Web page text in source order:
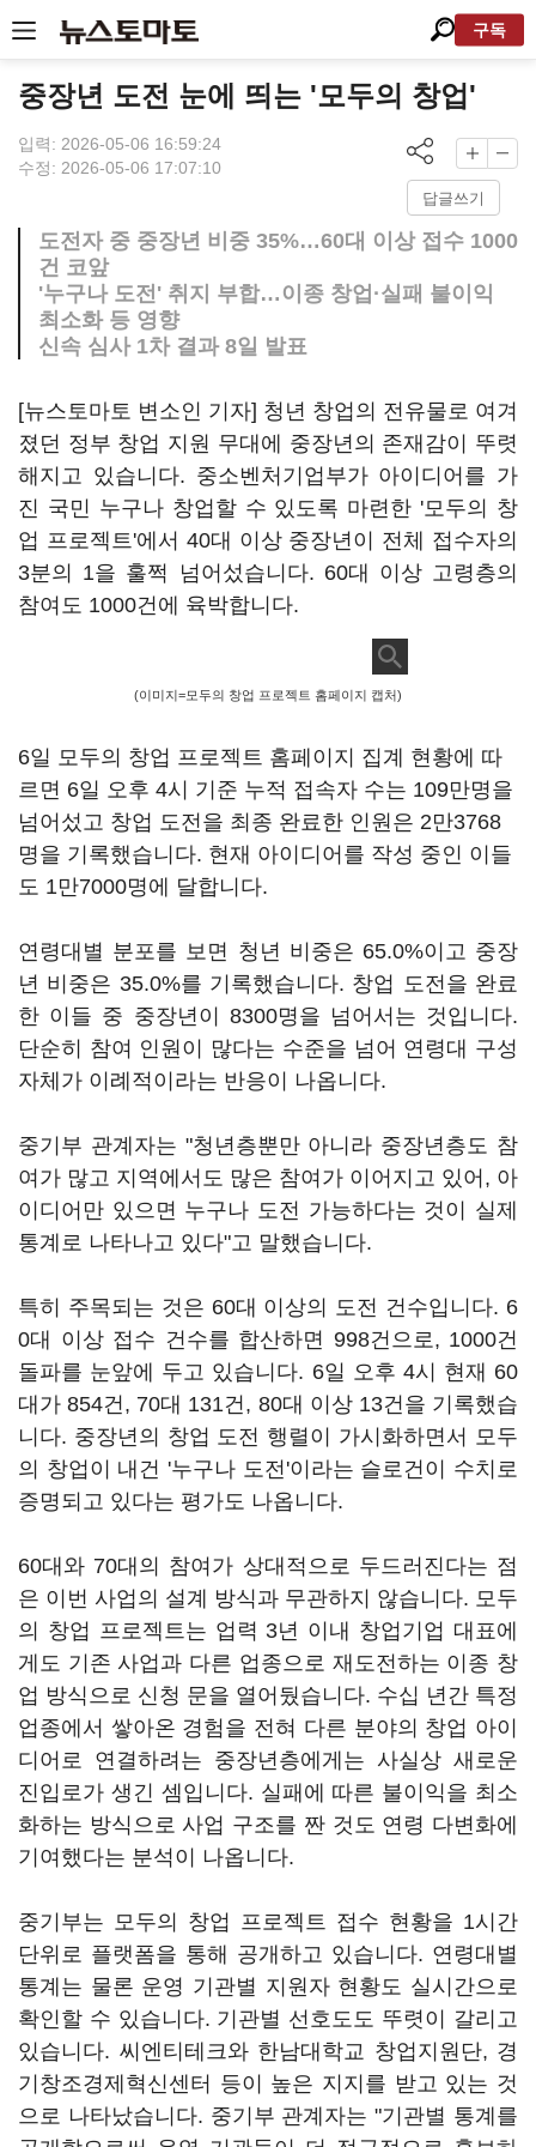
구독
중장년 도전 눈에 띄는 '모두의 창업'
입력: 2026-05-06 16:59:24
수정: 2026-05-06 17:07:10
답글쓰기
도전자 중 중장년 비중 35%…60대 이상 접수 1000
건 코앞
'누구나 도전' 취지 부합…이종 창업·실패 불이익
최소화 등 영향
신속 심사 1차 결과 8일 발표
[뉴스토마토 변소인 기자] 청년 창업의 전유물로 여겨
졌던 정부 창업 지원 무대에 중장년의 존재감이 뚜렷
해지고 있습니다. 중소벤처기업부가 아이디어를 가
진 국민 누구나 창업할 수 있도록 마련한 '모두의 창
업 프로젝트'에서 40대 이상 중장년이 전체 접수자의
3분의 1을 훌쩍 넘어섰습니다. 60대 이상 고령층의
참여도 1000건에 육박합니다.
(이미지=모두의 창업 프로젝트 홈페이지 캡처)
6일 모두의 창업 프로젝트 홈페이지 집계 현황에 따
르면 6일 오후 4시 기준 누적 접속자 수는 109만명을
넘어섰고 창업 도전을 최종 완료한 인원은 2만3768
명을 기록했습니다. 현재 아이디어를 작성 중인 이들
도 1만7000명에 달합니다.
연령대별 분포를 보면 청년 비중은 65.0%이고 중장
년 비중은 35.0%를 기록했습니다. 창업 도전을 완료
한 이들 중 중장년이 8300명을 넘어서는 것입니다.
단순히 참여 인원이 많다는 수준을 넘어 연령대 구성
자체가 이례적이라는 반응이 나옵니다.
중기부 관계자는 "청년층뿐만 아니라 중장년층도 참
여가 많고 지역에서도 많은 참여가 이어지고 있어, 아
이디어만 있으면 누구나 도전 가능하다는 것이 실제
통계로 나타나고 있다"고 말했습니다.
특히 주목되는 것은 60대 이상의 도전 건수입니다. 6
0대 이상 접수 건수를 합산하면 998건으로, 1000건
돌파를 눈앞에 두고 있습니다. 6일 오후 4시 현재 60
대가 854건, 70대 131건, 80대 이상 13건을 기록했습
니다. 중장년의 창업 도전 행렬이 가시화하면서 모두
의 창업이 내건 '누구나 도전'이라는 슬로건이 수치로
증명되고 있다는 평가도 나옵니다.
60대와 70대의 참여가 상대적으로 두드러진다는 점
은 이번 사업의 설계 방식과 무관하지 않습니다. 모두
의 창업 프로젝트는 업력 3년 이내 창업기업 대표에
게도 기존 사업과 다른 업종으로 재도전하는 이종 창
업 방식으로 신청 문을 열어뒀습니다. 수십 년간 특정
업종에서 쌓아온 경험을 전혀 다른 분야의 창업 아이
디어로 연결하려는 중장년층에게는 사실상 새로운
진입로가 생긴 셈입니다. 실패에 따른 불이익을 최소
화하는 방식으로 사업 구조를 짠 것도 연령 다변화에
기여했다는 분석이 나옵니다.
중기부는 모두의 창업 프로젝트 접수 현황을 1시간
단위로 플랫폼을 통해 공개하고 있습니다. 연령대별
통계는 물론 운영 기관별 지원자 현황도 실시간으로
확인할 수 있습니다. 기관별 선호도도 뚜렷이 갈리고
있습니다. 씨엔티테크와 한남대학교 창업지원단, 경
기창조경제혁신센터 등이 높은 지지를 받고 있는 것
으로 나타났습니다. 중기부 관계자는 "기관별 통계를